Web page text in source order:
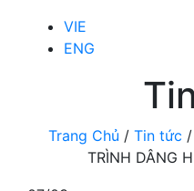
VIE
ENG
Trang Chủ / Tin tức /
TRÌNH DÂNG